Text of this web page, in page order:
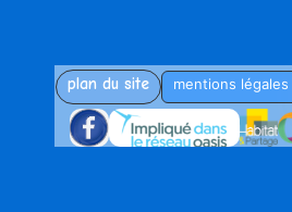
plan du site mentions légales